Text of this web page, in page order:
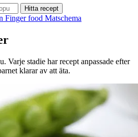
Hitta recept
Finger food Matschema
Varje stadie har recept anpassade efter
klarar av att äta.